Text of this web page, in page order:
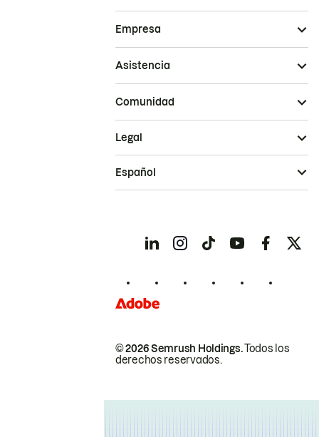
Empresa
Asistencia
Comunidad
© 2026 Semrush Holdings.Todos los
derechos reservados.
Legal
Español